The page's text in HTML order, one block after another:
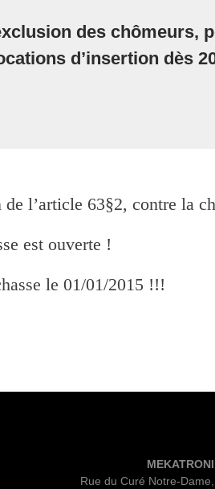
des chômeurs,
d’insertion dès
de l’article 63§2, contre la
est ouverte !
le 01/01/2015 !!!
Rue du Curé Notre-